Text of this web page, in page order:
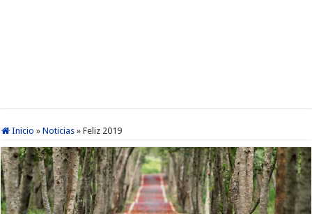
Inicio » Noticias » Feliz 2019